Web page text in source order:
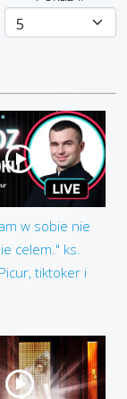
w sobie nie
celem." ks.
tiktoker i